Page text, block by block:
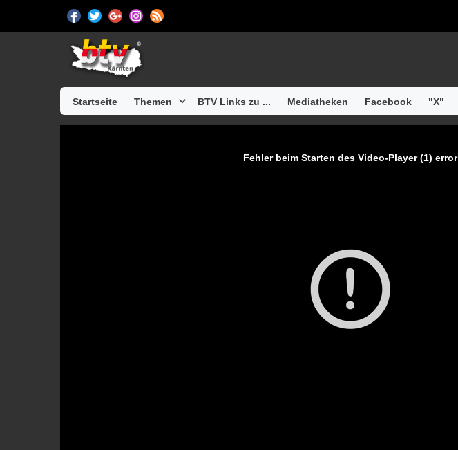
Startseite Themen BTV Links zu ... Mediatheken Facebook "X"
Fehler beim Starten des Video-Player (1) error